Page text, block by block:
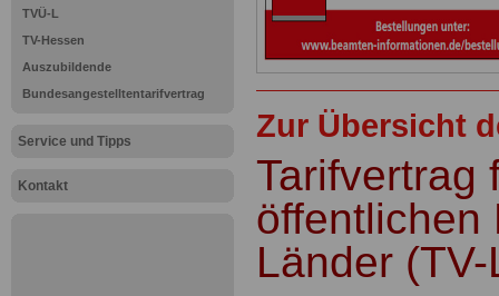
TVÜ-L
TV-Hessen
Auszubildende
Bundesangestelltentarifvertrag
Service und Tipps
Kontakt
Zur Übersicht
Tarifvertrag
öffentlichen
Länder